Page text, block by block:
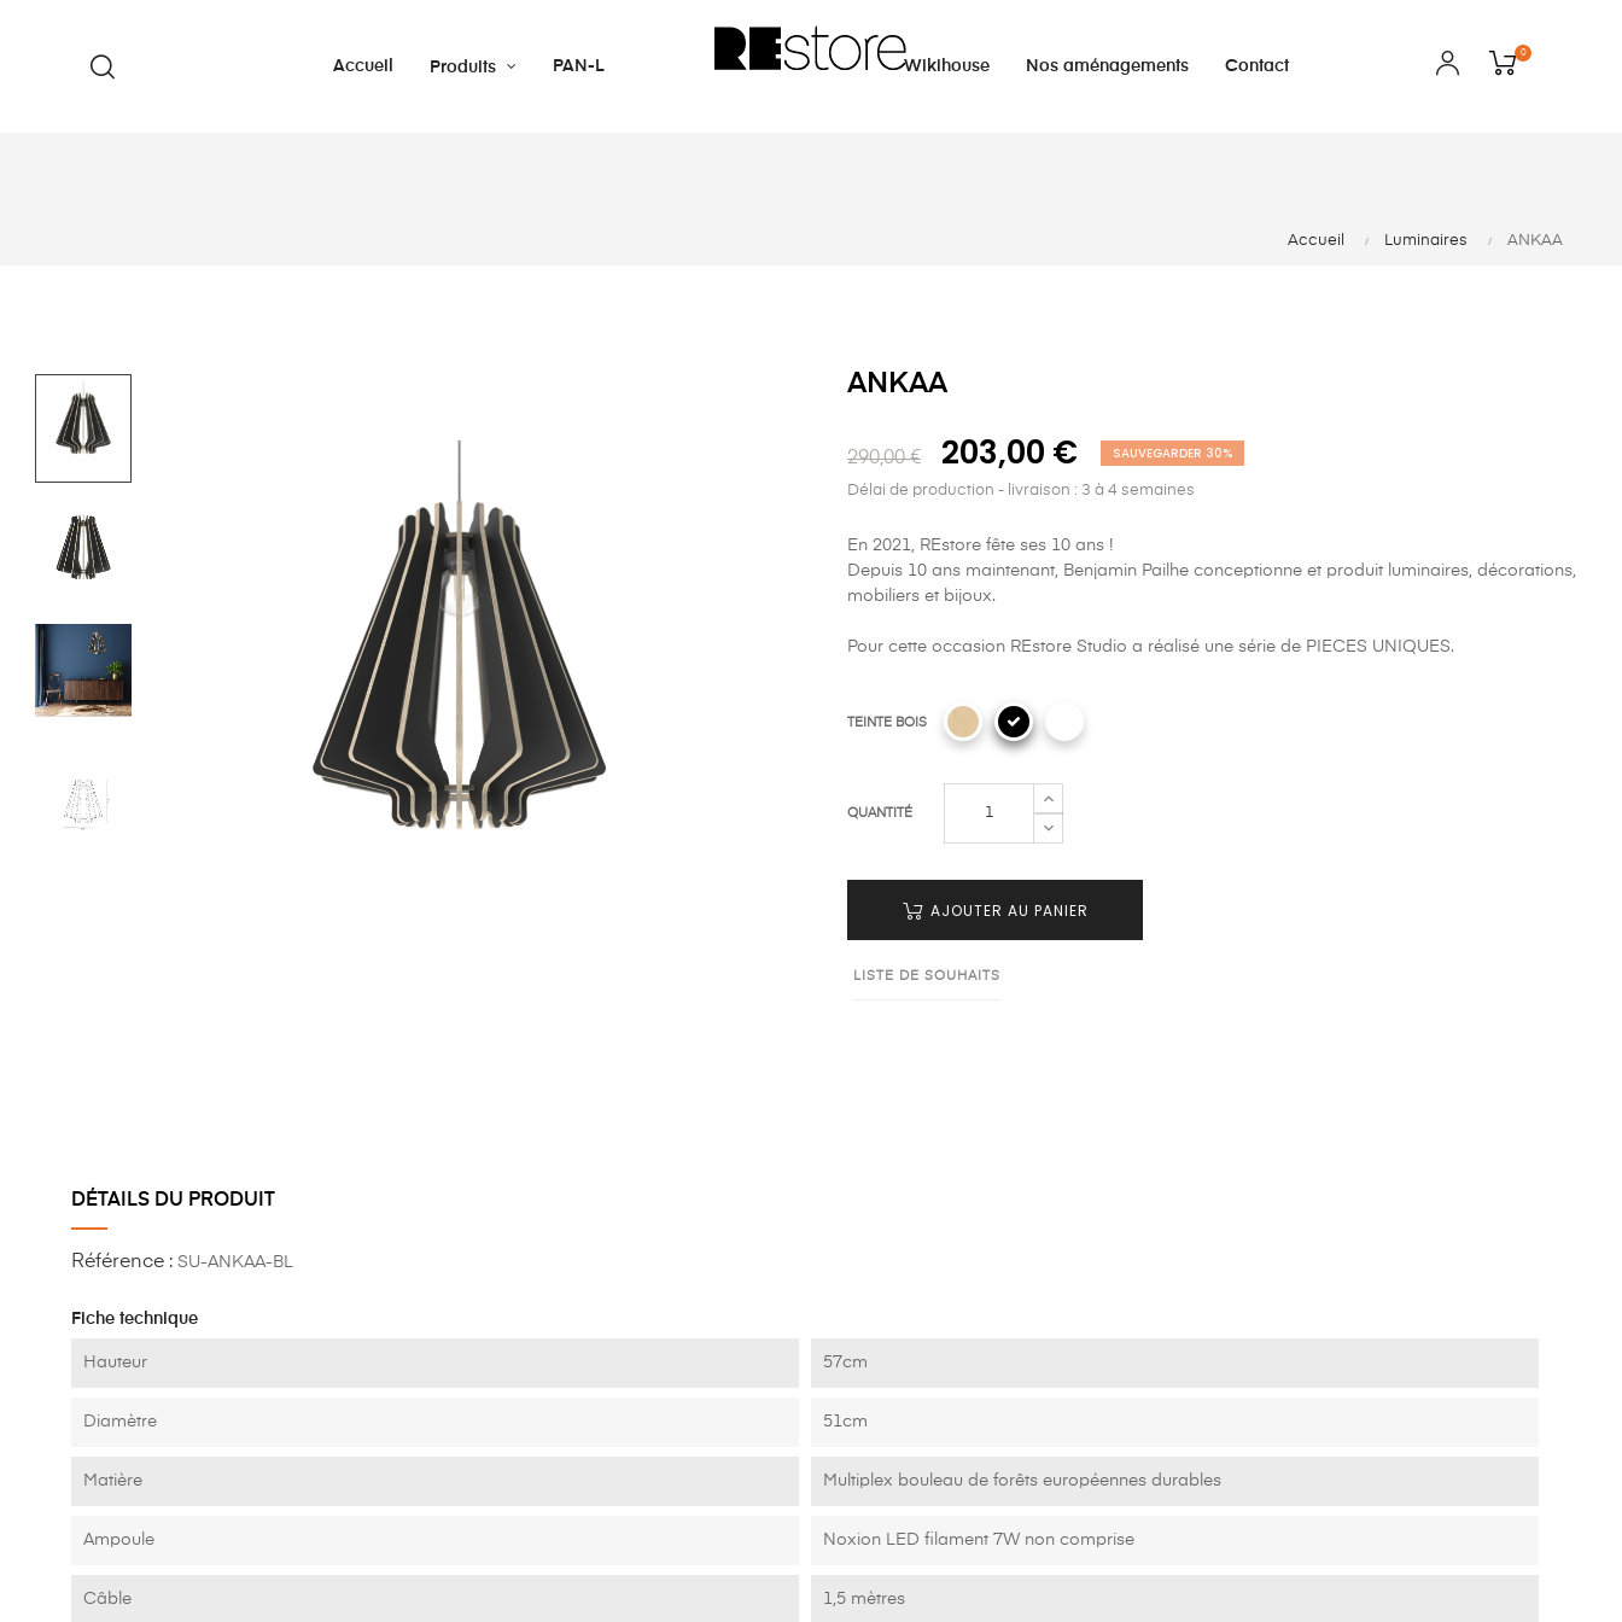
Accueil Produits PAN-L Wikihouse Nos aménagements Contact
0
Accueil Luminaires ANKAA
ANKAA
290,00 € 203,00 € SAUVEGARDER 30%
Délai de production - livraison : 3 à 4 semaines
En 2021, REstore fête ses 10 ans !
Depuis 10 ans maintenant, Benjamin Pailhe conceptionne et produit luminaires, décorations,
mobiliers et bijoux.
Pour cette occasion REstore Studio a réalisé une série de PIECES UNIQUES.
TEINTE BOIS
QUANTITÉ
AJOUTER AU PANIER
LISTE DE SOUHAITS
DÉTAILS DU PRODUIT
Référence : SU-ANKAA-BL
Fiche technique
Hauteur 57cm
Diamètre 51cm
Matière Multiplex bouleau de forêts européennes durables
Ampoule Noxion LED filament 7W non comprise
Câble 1,5 mètres